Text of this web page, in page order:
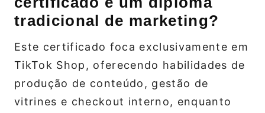
tradicional de marketing?
Este certificado foca exclusivamente em
TikTok Shop, oferecendo habilidades de
produção de conteúdo, gestão de
vitrines e checkout interno, enquanto